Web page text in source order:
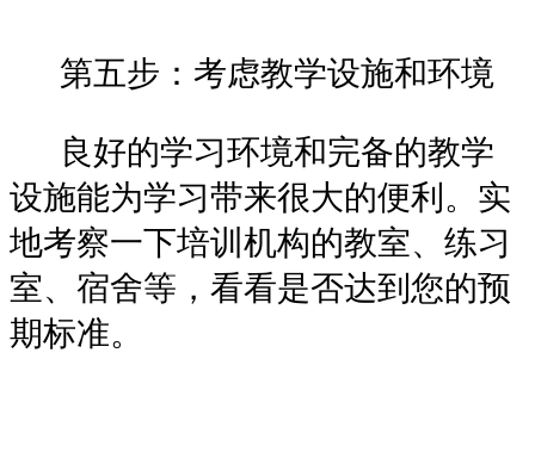
第五步：考虑教学设施和环境
良好的学习环境和完备的教学
设施能为学习带来很大的便利。实
地考察一下培训机构的教室、练习
室、宿舍等，看看是否达到您的预
期标准。